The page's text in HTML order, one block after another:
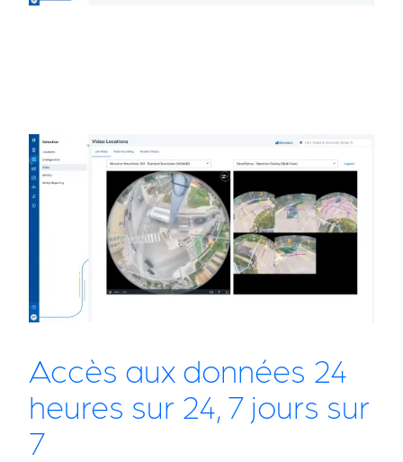
Accès aux données 24
heures sur 24, 7 jours sur
7